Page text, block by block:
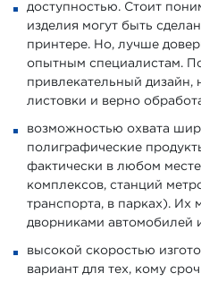
доступностью. Стоит
изделия могут быть
принтере. Но, лучше
опытным специалистам.
привлекательный дизайн,
листовки и верно
возможностью охвата
полиграфические
фактически в любом
комплексов, станций
транспорта, в парках). Их
дворниками автомобилей
высокой скоростью
вариант для тех, кому